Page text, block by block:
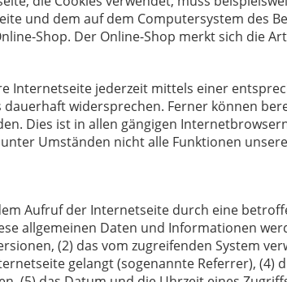
und dem auf dem Computersystem des
Shop. Der Online-Shop merkt sich die
Internetseite jederzeit mittels einer
widersprechen. Ferner können
Dies ist in allen gängigen
Umständen nicht alle Funktionen
Aufruf der Internetseite durch eine
allgemeinen Daten und Informationen
(2) das vom zugreifenden System
gelangt (sogenannte Referrer), (4)